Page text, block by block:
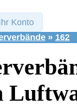
Konto
» 162